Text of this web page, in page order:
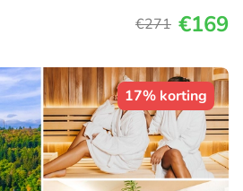
€271 €169
17% korting